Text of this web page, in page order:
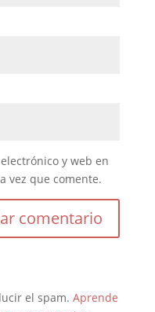
y web en
vez que comente.
el spam. Aprende